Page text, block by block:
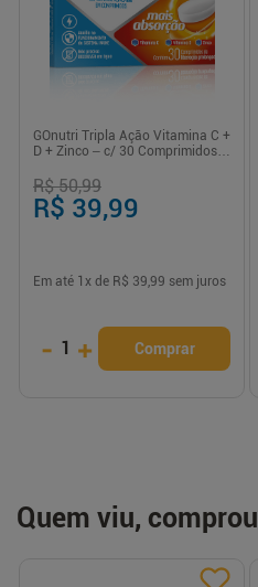
GOnutri Tripla Ação Vitamina C +
D + Zinco – c/ 30 Comprimidos
R$ 50,99
R$ 39,99
Em até 1 x de R$ 39,99 sem juros
- 1 + Comprar
Quem viu, comprou